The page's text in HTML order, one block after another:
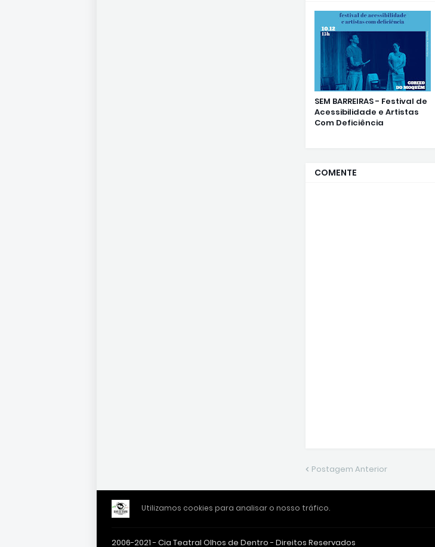
SEM BARREIRAS - Festival de
Acessibilidade e Artistas
Com Deficiência
COMENTE
Postagem Anterior
Utilizamos cookies para analisar o nosso tráfico.
2006-2021 - Cia Teatral Olhos de Dentro - Direitos Reservados